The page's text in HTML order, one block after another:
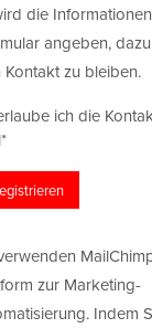
die
angeben,
Kontakt zu bleiben.
ich die
zur Marketing-
Indem